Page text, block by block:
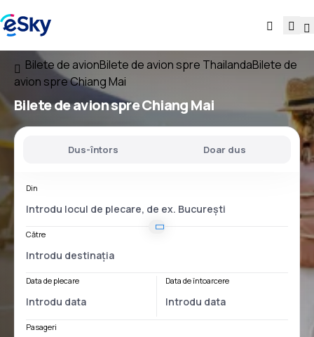
Bilete de avionBilete de avion spre ThailandaBilete de
avion spre Chiang Mai
Bilete de avion spre Chiang Mai
Dus-întors Doar dus
Din
Către
Data de plecare Data de întoarcere
Pasageri